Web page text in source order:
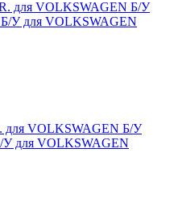
Б/У для VOLKSWAGEN
У для VOLKSWAGEN